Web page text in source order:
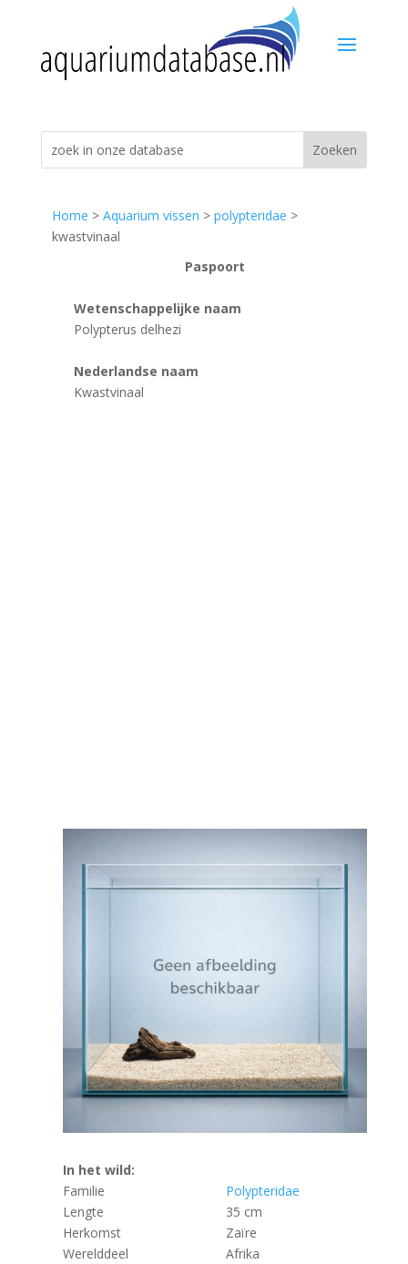
Home > Aquarium vissen > polypteridae >
kwastvinaal
Paspoort
Wetenschappelijke naam
Polypterus delhezi
Nederlandse naam
Kwastvinaal
In het wild:
Familie
Polypteridae
Lengte
35 cm
Herkomst
Zaïre
Werelddeel
Afrika